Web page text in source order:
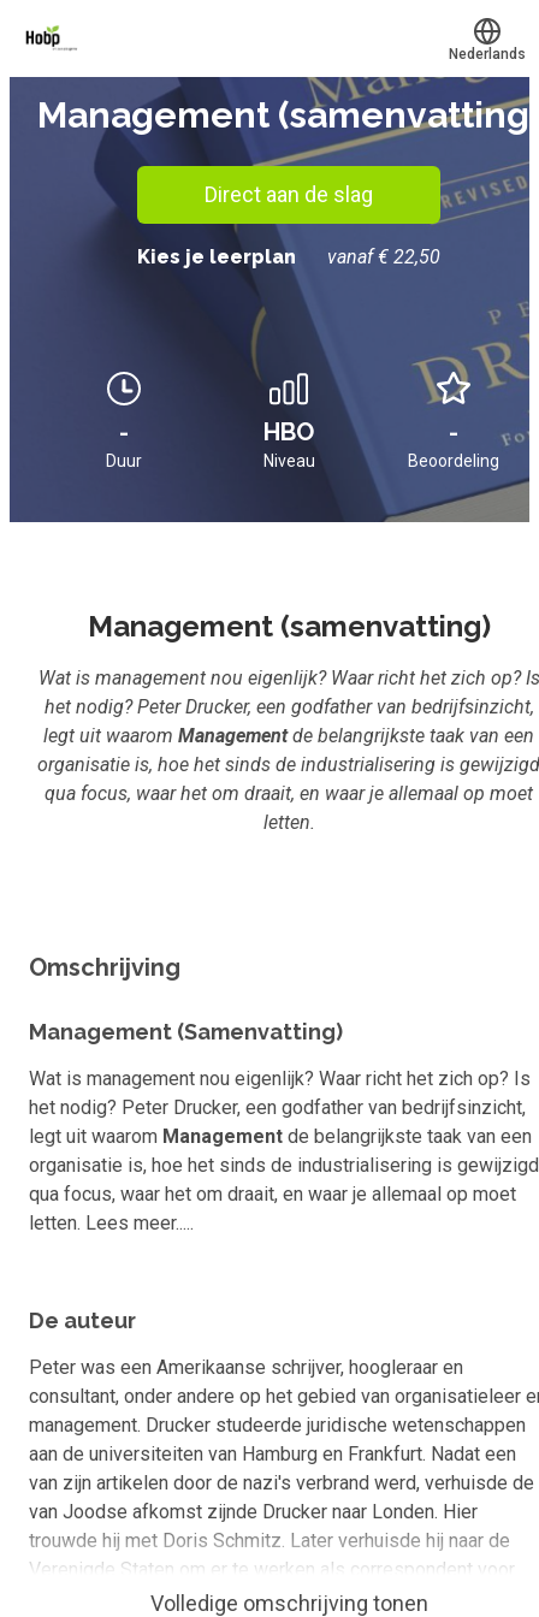
Mijn leerplek
Alle onderwerpen
Voucher verzilveren
Account en hulp
Meer
Inloggen
Prijzen
Translate
Nederlands
Management (samenvatting)
Direct aan de slag
Kies je leerplan vanaf € 22,50
- HBO -
Duur Niveau Beoordeling
Management (samenvatting)
Wat is management nou eigenlijk? Waar richt het zich op? Is
het nodig? Peter Drucker, een godfather van bedrijfsinzicht,
legt uit waarom Managementde belangrijkste taak van een
organisatie is, hoe het sinds de industrialisering is gewijzigd
qua focus, waar het om draait, en waar je allemaal op moet
letten.
Omschrijving
Management (Samenvatting)
Wat is management nou eigenlijk? Waar richt het zich op? Is
het nodig? Peter Drucker, een godfather van bedrijfsinzicht,
legt uit waarom Management de belangrijkste taak van een
organisatie is, hoe het sinds de industrialisering is gewijzigd
qua focus, waar het om draait, en waar je allemaal op moet
letten. Lees meer.....
De auteur
Peter was een Amerikaanse schrijver, hoogleraar en
consultant, onder andere op het gebied van organisatieleer
management. Drucker studeerde juridische wetenschappen
aan de universiteiten van Hamburg en Frankfurt. Nadat een
van zijn artikelen door de nazi's verbrand werd, verhuisde de
van Joodse afkomst zijnde Drucker naar Londen. Hier
trouwde hij met Doris Schmitz. Later verhuisde hij naar de
Verenigde Staten om er te werken als correspondent voor
verscheidene Britse kranten. In de VS werd hij onder meer
Volledige omschrijving tonen